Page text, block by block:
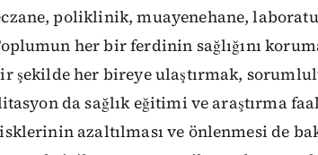
poliklinik, muayenehane,
her bir ferdinin sağlığını
şekilde her bireye ulaştırmak,
da sağlık eğitimi ve araştırma
azaltılması ve önlenmesi de